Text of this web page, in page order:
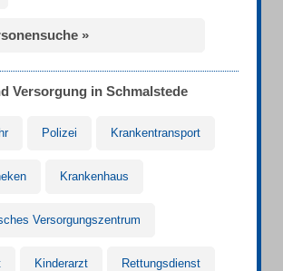
»
Versorgung in Schmalstede
Polizei Krankentransport
Krankenhaus
Versorgungszentrum
Kinderarzt Rettungsdienst